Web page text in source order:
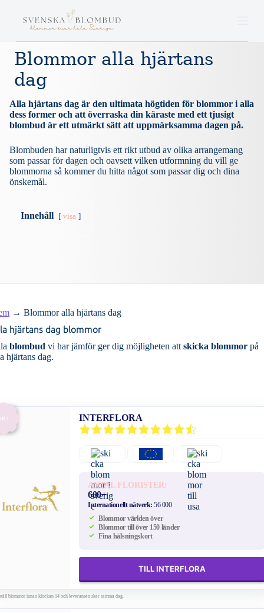
p
o
o
t
e
n
Blommor alla hjärtans
dag
Alla hjärtans dag är den ultimata högtiden för blommor i alla
dess former och att överraska din käraste med ett tjusigt
blombud är ett utmärkt sätt att uppmärksamma dagen på.
Blombuden har naturligtvis ett rikt utbud av olika arrangemang
som passar för dagen och oavsett vilken utformning du vill ge
blommorna så kommer du hitta något som passar dig och dina
önskemål.
Innehåll visa
→ Blommor alla hjärtans dag
hjärtans dag blommor
blombud vi har jämför ger dig möjligheten att skicka blommor på
hjärtans dag.
1 INTERFLORA
ANTAL FLORISTER:
600+
Internationellt nätverk:56 000
Blommor världen över
Blommor till över 150 länder
Fina hälsningskort
TILL INTERFLORA
blommor innan klockan 14 och leveransen sker samma dag.